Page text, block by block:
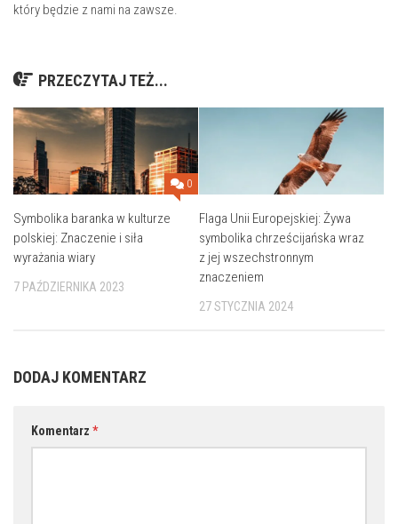
który​ będzie z⁤ nami na zawsze.
PRZECZYTAJ TEŻ...
0
Symbolika baranka w kulturze
polskiej: Znaczenie i siła
wyrażania wiary
7 PAŹDZIERNIKA 2023
Flaga Unii Europejskiej: Żywa
symbolika chrześcijańska wraz
z jej wszechstronnym
znaczeniem
27 STYCZNIA 2024
DODAJ KOMENTARZ
Komentarz *